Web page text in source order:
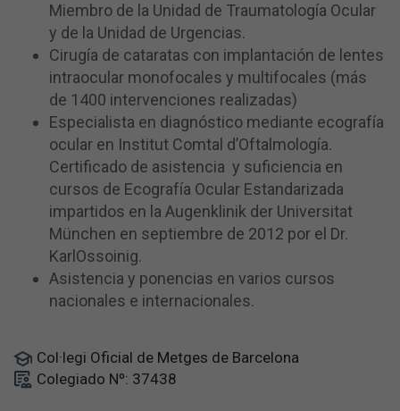
Miembro de la Unidad de Traumatología Ocular
y de la Unidad de Urgencias.
Cirugía de cataratas con implantación de lentes
intraocular monofocales y multifocales (más
de 1400 intervenciones realizadas)
Especialista en diagnóstico mediante ecografía
ocular en Institut Comtal d’Oftalmología.
Certificado de asistencia y suficiencia en
cursos de Ecografía Ocular Estandarizada
impartidos en la Augenklinik der Universitat
München en septiembre de 2012 por el Dr.
KarlOssoinig.
Asistencia y ponencias en varios cursos
nacionales e internacionales.
Col·legi Oficial de Metges de Barcelona
Colegiado Nº: 37438